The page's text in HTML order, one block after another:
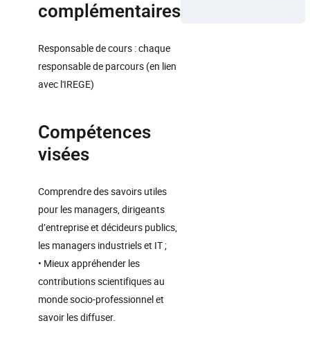
complémentaires
Responsable de cours : chaque
responsable de parcours (en lien
avec l'IREGE)
Compétences
visées
Comprendre des savoirs utiles
pour les managers, dirigeants
d’entreprise et décideurs publics,
les managers industriels et IT ;
• Mieux appréhender les
contributions scientifiques au
monde socio-professionnel et
savoir les diffuser.